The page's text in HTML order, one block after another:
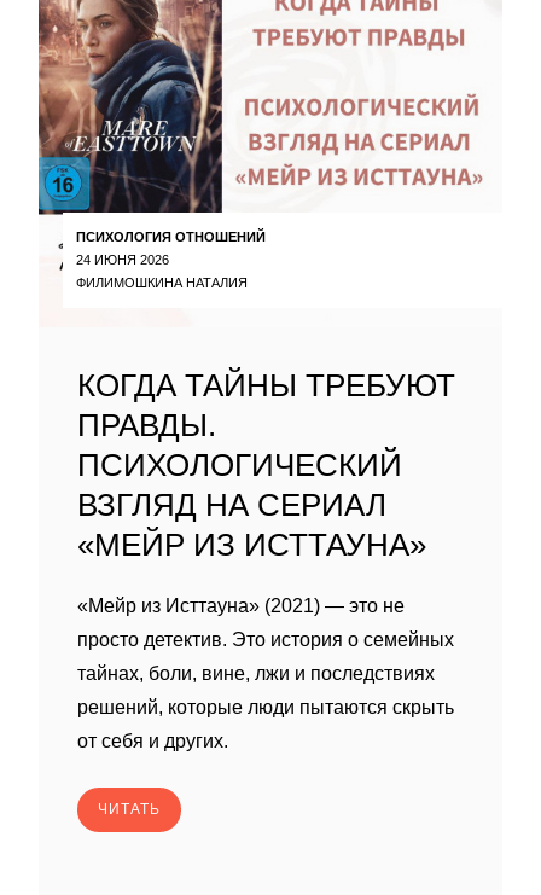
ПСИХОЛОГИЯ ОТНОШЕНИЙ
24 ИЮНЯ 2026
ФИЛИМОШКИНА НАТАЛИЯ
КОГДА ТАЙНЫ ТРЕБУЮТ
ПРАВДЫ.
ПСИХОЛОГИЧЕСКИЙ
ВЗГЛЯД НА СЕРИАЛ
«МЕЙР ИЗ ИСТТАУНА»
«Мейр из Исттауна» (2021) — это не
просто детектив. Это история о семейных
тайнах, боли, вине, лжи и последствиях
решений, которые люди пытаются скрыть
от себя и других.
ЧИТАТЬ